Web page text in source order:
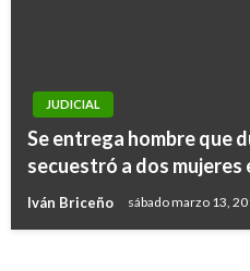
JUDICIAL
Se entrega hombre que
secuestró a dos mujeres
Iván Briceño sábado marzo 13,
ECONOMÍA
Banco Mundial aprobó
millones para fortalecer